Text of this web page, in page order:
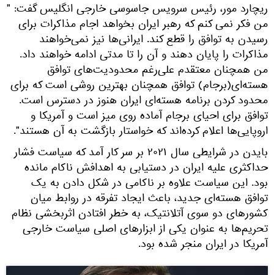
ریچارد مور، رئیس سرویس جاسوسی خارجی انگلیس گفت: "
من فکر نمی کنم که رهبر ایران بخواهد اجام مذاکرات برای
رسیدن به توافق را قطع کند. ایرانی‌ها نیز نمی‌خواهند
مذاکرات را پایان دهند و آن را تا مدتی ادامه خواهند داد.
من همچنان معتقدم علی‌رغم محدودیت‌های توافق
هسته‌ای(برجام) توافق همچنان بهترین روشی است که برای
محدود کردن برنامه هسته‌ای ایران هنوز در دسترس است.
توافق برای احیای برجام آماده روی میز است و آمریکا و
اروپایی‌ها اعلام کرده‌اند که خواستار بازگشت به آن هستند".
بایدن در شرایطی سال ۲۰۲۱ بر سر کار آمد که سیاست فشار
حداکثری علیه ایران در دستیابی به اهدافش ناکام مانده
بود. این سیاست علاوه بر ناکامی در شکل دادن به یک
توافق هسته‌ای جدید، باعث ایجاد تفرقه در روابط میان
کشورهای دو سوی آتلانتیک، به خطر افتادن اثربخشی نظام
تحریم‌ها به عنوان یکی از ابزارهای اصلی سیاست خارجی
آمریکا در ایران منجر شده بود.